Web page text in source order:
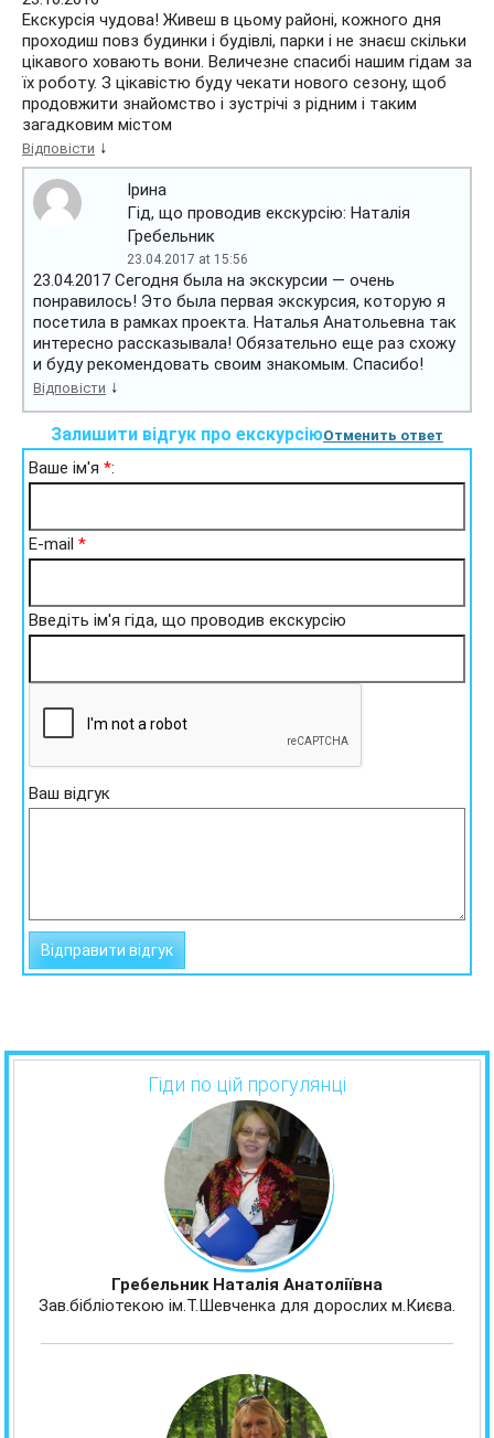
Екскурсія чудова! Живеш в цьому районі, кожного дня
проходиш повз будинки і будівлі, парки і не знаєш скільки
цікавого ховають вони. Величезне спасибі нашим гідам за
їх роботу. З цікавістю буду чекати нового сезону, щоб
продовжити знайомство і зустрічі з рідним і таким
загадковим містом
Відповісти ↓
Ірина
Гід, що проводив екскурсію: Наталія
Гребельник
23.04.2017 at 15:56
23.04.2017 Сегодня была на экскурсии — очень
понравилось! Это была первая экскурсия, которую я
посетила в рамках проекта. Наталья Анатольевна так
интересно рассказывала! Обязательно еще раз схожу
и буду рекомендовать своим знакомым. Спасибо!
Відповісти ↓
Залишити відгук про екскурсіюОтменить ответ
Ваше ім'я*:
E-mail*
Введіть ім'я гіда, що проводив екскурсію
Ваш відгук
Гіди по цій прогулянці
Гребельник Наталія Анатоліївна
Зав.бібліотекою ім.Т.Шевченка для дорослих м.Києва.